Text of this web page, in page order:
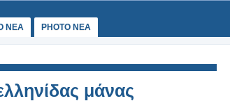
NEA PHOTO NEA
μάνας